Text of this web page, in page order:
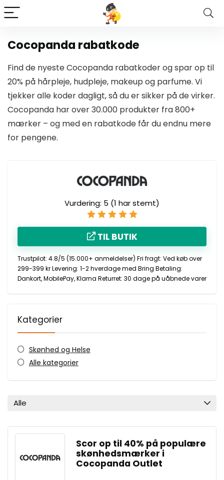
Cocopanda rabatkode
Find de nyeste Cocopanda rabatkoder og spar op til
20% på hårpleje, hudpleje, makeup og parfume. Vi
tjekker alle koder dagligt, så du er sikker på de virker.
Cocopanda har over 30.000 produkter fra 800+
mærker – og med en rabatkode får du endnu mere
for pengene.
Vurdering: 5 (1 har stemt)
TIL BUTIK
Trustpilot: 4.8/5 (15.000+ anmeldelser) Fri fragt: Ved køb over
299-399 krLevering: 1-2 hverdage med Bring Betaling:
Dankort, MobilePay, Klarna Returret: 30 dage på uåbnede varer
Kategorier
Skønhed og Helse
Alle kategorier
Alle
Scor op til 40% på populære
skønhedsmærker i
Cocopanda Outlet